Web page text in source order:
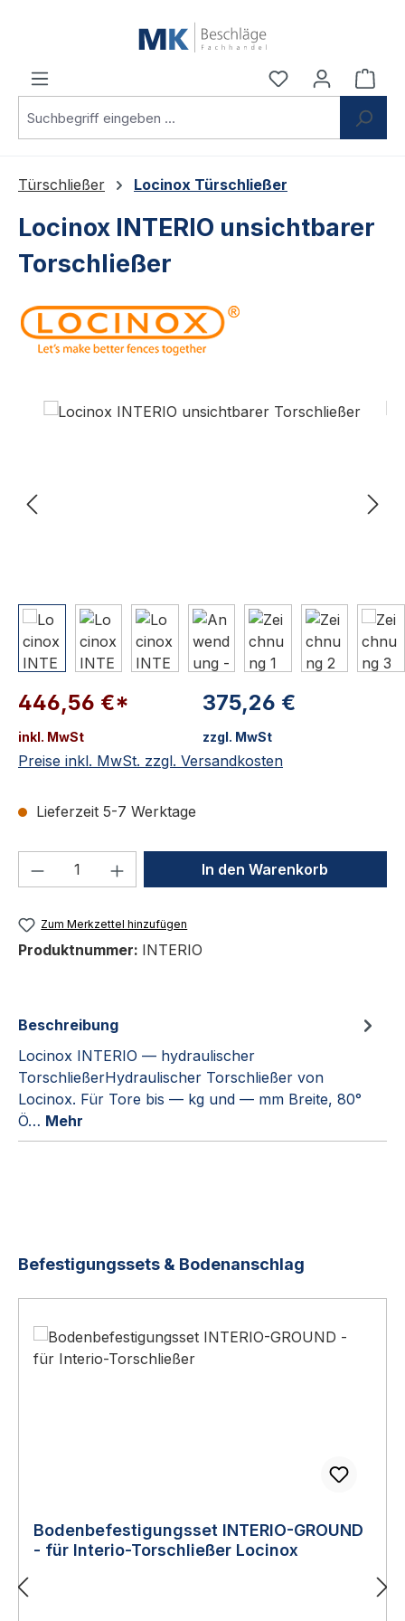
Du hast 0
Türschließer Locinox Türschließer
Locinox INTERIO unsichtbarer
Torschließer
446,56 €*
inkl. MwSt
375,26 €
zzgl. MwSt
Preise inkl. MwSt. zzgl. Versandkosten
Lieferzeit 5-7 Werktage
Produkt Anzahl: Gib denIn den Warenkorb
Zum Merkzettel hinzufügen
Produktnummer: INTERIO
Beschreibung
Locinox INTERIO — hydraulischer
TorschließerHydraulischer Torschließer von
Locinox. Für Tore bis — kg und — mm Breite, 80°
Ö… Mehr
Produktgalerie überspringen
Befestigungssets & Bodenanschlag
Bodenbefestigungsset INTERIO-GROUND
- für Interio-Torschließer Locinox